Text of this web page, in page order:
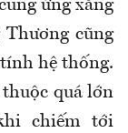
ứng xăng
cũng
hệ thống.
quá lớn
chiếm tới